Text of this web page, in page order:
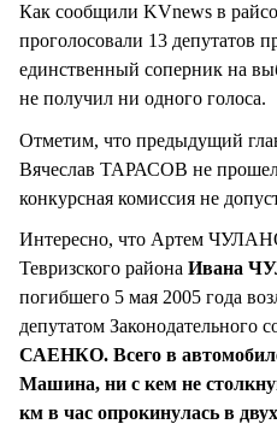
Как сообщили KVnews в
проголосовали 13 депутатов
единственный соперник на
не получил ни одного голоса.
Отметим, что предыдущий
Вячеслав ТАРАСОВ не
конкурсная комиссия не
Интересно, что Артем
Тевризского района Ивана
погибшего 5 мая 2005 года
депутатом Законодательного
САЕНКО. Всего в
Машина, ни с кем не
км в час опрокинулась в